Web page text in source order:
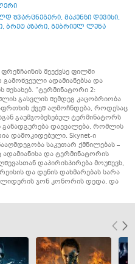
შვარცნეგერი, მაკენზი დევისი,
, ბრეტ აზარი, გებრიელ ლუნა
მეექვსე ფილმი
ადამიანებსა და
შესახებ. “ტერმინატორი 2:
გასვლის შემდეგ კაცობრიობა
ქვეშ აღმოჩნდება, როდესაც
გაუმჯობესებულ ტერმინატორს
განადგურება დაევალება, რომლის
დამოკიდებული. Skynet-ი
საკუთარ ქმნილებას –
და ტერმინატორის
დაპირისპირება მოუწევს,
და დენის დახმარებას სარა
ლიდერის ჯონ კონორის დედა, და